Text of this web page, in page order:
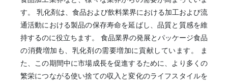
す。 乳化剤は、食品および飲料業界における加工および流
通活動における製品の保存寿命を延ばし、品質と質感を維
持するのに役立ちます。 食品業界の発展とパッケージ食品
の消費増加も、乳化剤の需要増加に貢献しています。 ま
た、この期間中に市場成長を促進するために、より多くの
繁栄につながる使い捨ての収入と変化のライフスタイルを